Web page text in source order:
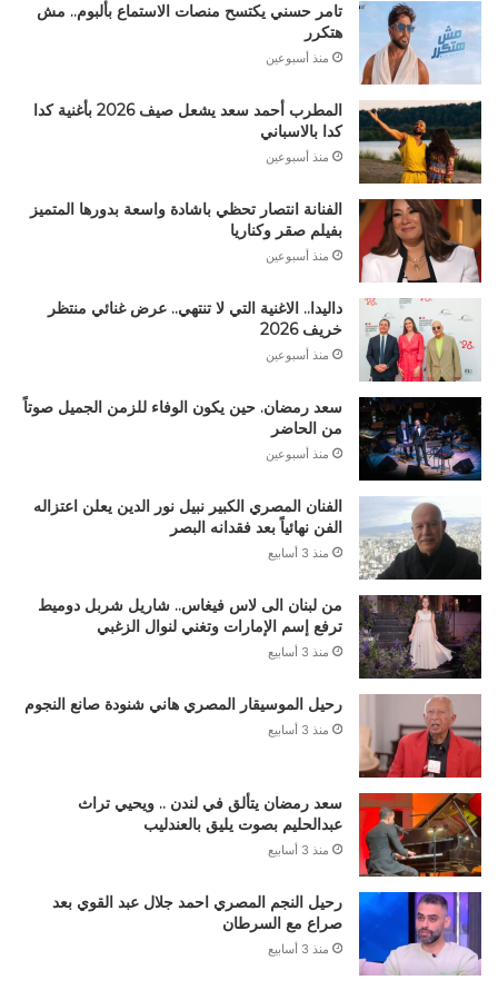
تامر حسني يكتسح منصات الاستماع بألبوم.. مش
هتكرر
منذ أسبوعين
المطرب أحمد سعد يشعل صيف 2026 بأغنية كدا
كدا بالاسباني
منذ أسبوعين
الفنانة انتصار تحظي باشادة واسعة بدورها المتميز
بفيلم صقر وكناريا
منذ أسبوعين
داليدا.. الاغنية التي لا تنتهي.. عرض غنائي منتظر
خريف 2026
منذ أسبوعين
سعد رمضان. حين يكون الوفاء للزمن الجميل صوتاً
من الحاضر
منذ أسبوعين
الفنان المصري الكبير نبيل نور الدين يعلن اعتزاله
الفن نهائياً بعد فقدانه البصر
منذ 3 أسابيع
من لبنان الى لاس فيغاس.. شاريل شربل دوميط
ترفع إسم الإمارات وتغني لنوال الزغبي
منذ 3 أسابيع
رحيل الموسيقار المصري هاني شنودة صانع النجوم
منذ 3 أسابيع
سعد رمضان يتألق في لندن .. ويحيي تراث
عبدالحليم بصوت يليق بالعندليب
منذ 3 أسابيع
رحيل النجم المصري احمد جلال عبد القوي بعد
صراع مع السرطان
منذ 3 أسابيع